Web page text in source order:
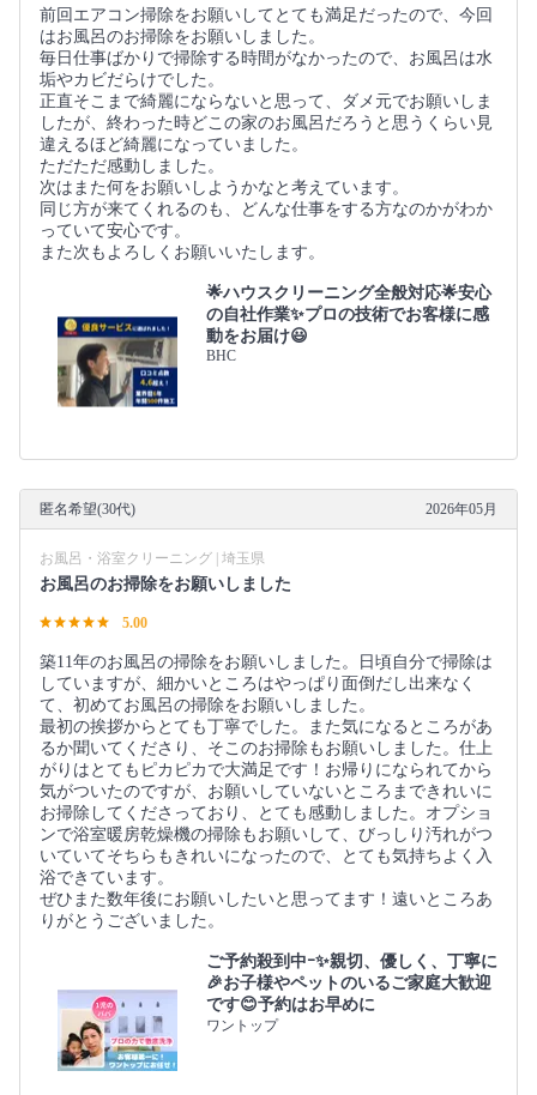
前回エアコン掃除をお願いしてとても満足だったので、今回
はお風呂のお掃除をお願いしました。
毎日仕事ばかりで掃除する時間がなかったので、お風呂は水
垢やカビだらけでした。
正直そこまで綺麗にならないと思って、ダメ元でお願いしま
したが、終わった時どこの家のお風呂だろうと思うくらい見
違えるほど綺麗になっていました。
ただただ感動しました。
次はまた何をお願いしようかなと考えています。
同じ方が来てくれるのも、どんな仕事をする方なのかがわか
っていて安心です。
また次もよろしくお願いいたします。
🌟ハウスクリーニング全般対応🌟安心
の自社作業✨プロの技術でお客様に感
動をお届け😃
BHC
匿名希望(30代) 2026年05月
お風呂・浴室クリーニング | 埼玉県
お風呂のお掃除をお願いしました
5.00
築11年のお風呂の掃除をお願いしました。日頃自分で掃除は
していますが、細かいところはやっぱり面倒だし出来なく
て、初めてお風呂の掃除をお願いしました。
最初の挨拶からとても丁寧でした。また気になるところがあ
るか聞いてくださり、そこのお掃除もお願いしました。仕上
がりはとてもピカピカで大満足です！お帰りになられてから
気がついたのですが、お願いしていないところまできれいに
お掃除してくださっており、とても感動しました。オプショ
ンで浴室暖房乾燥機の掃除もお願いして、びっしり汚れがつ
いていてそちらもきれいになったので、とても気持ちよく入
浴できています。
ぜひまた数年後にお願いしたいと思ってます！遠いところあ
りがとうございました。
ご予約殺到中ｰ✨親切、優しく、丁寧に
🎉お子様やペットのいるご家庭大歓迎
です😊予約はお早めに
ワントップ